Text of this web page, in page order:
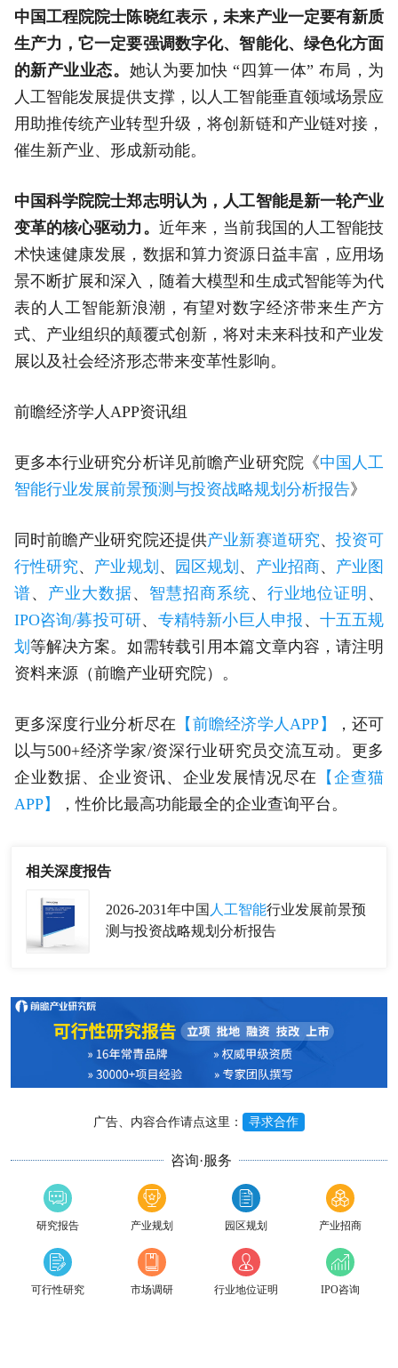
中国工程院院士陈晓红表示，未来产业一定要有新质
生产力，它一定要强调数字化、智能化、绿色化方面
的新产业业态。 她认为要加快 “四算一体” 布局，为
人工智能发展提供支撑，以人工智能垂直领域场景应
用助推传统产业转型升级，将创新链和产业链对接，
催生新产业、形成新动能。
中国科学院院士郑志明认为，人工智能是新一轮产业
变革的核心驱动力。 近年来，当前我国的人工智能技
术快速健康发展，数据和算力资源日益丰富，应用场
景不断扩展和深入，随着大模型和生成式智能等为代
表的人工智能新浪潮，有望对数字经济带来生产方
式、产业组织的颠覆式创新，将对未来科技和产业发
展以及社会经济形态带来变革性影响。
前瞻经济学人APP资讯组
更多本行业研究分析详见前瞻产业研究院《中国人工
智能行业发展前景预测与投资战略规划分析报告》
同时前瞻产业研究院还提供产业新赛道研究、投资可
行性研究、 产业规划 、 园区规划 、 产业招商、 产业图
谱、 产业大数据、 智慧招商系统、 行业地位证明 、
IPO咨询/募投可研、 专精特新小巨人申报 、 十五五规
划 等解决方案。如需转载引用本篇文章内容，请注明
资料来源（前瞻产业研究院）。
更多深度行业分析尽在 【前瞻经济学人APP】
，还可
以与500+经济学家/资深行业研究员交流互动。更多
企业数据、企业资讯、企业发展情况尽在
【企查猫
APP】
，性价比最高功能最全的企业查询平台。
相关深度报告
2026-2031年中国 人工智能行业发展前景预
测与投资战略规划分析报告
广告、内容合作请点这里： 寻求合作
咨询·服务
研究报告 产业规划 园区规划 产业招商
可行性研究 市场调研 行业地位证明 IPO咨询